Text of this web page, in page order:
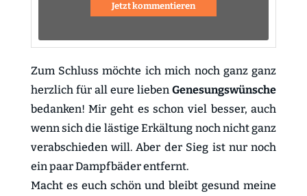
Jetzt kommentieren
Zum Schluss möchte ich mich noch ganz ganz
herzlich für all eure liebenGenesungswünsche
bedanken! Mir geht es schon viel besser, auch
wenn sich die lästige Erkältung noch nicht ganz
verabschieden will. Aber der Sieg ist nur noch
ein paar Dampfbäder entfernt.
Macht es euch schön und bleibt gesund meine